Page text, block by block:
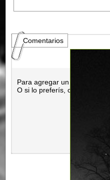
Comentarios
Para agregar un comentario
O si lo preferís, con